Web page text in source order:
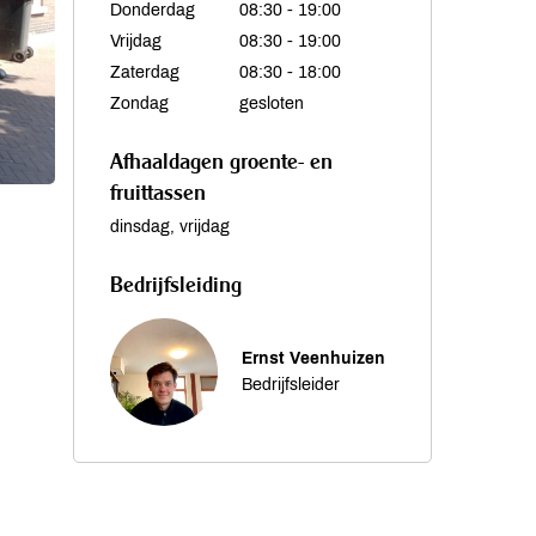
Donderdag
08:30 - 19:00
Vrijdag
08:30 - 19:00
Zaterdag
08:30 - 18:00
Zondag
gesloten
Afhaaldagen groente- en
fruittassen
dinsdag, vrijdag
Bedrijfsleiding
Ernst Veenhuizen
Bedrijfsleider